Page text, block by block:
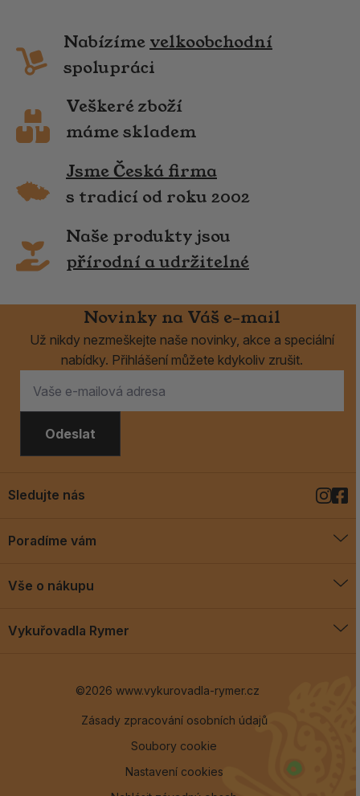
Nabízíme velkoobchodní
spolupráci
Veškeré zboží
máme skladem
Jsme Česká firma
s tradicí od roku 2002
Naše produkty jsou
přírodní a udržitelné
Novinky na Váš e-mail
Už nikdy nezmeškejte naše novinky, akce a speciální
nabídky. Přihlášení můžete kdykoliv zrušit.
Odeslat
Poradíme vám
Blog
Vše o nákupu
Vykuřovadla Rymer
Sledujte nás
©2026 www.vykurovadla-rymer.cz
Zásady zpracování osobních údajů
Soubory cookie
Nastavení cookies